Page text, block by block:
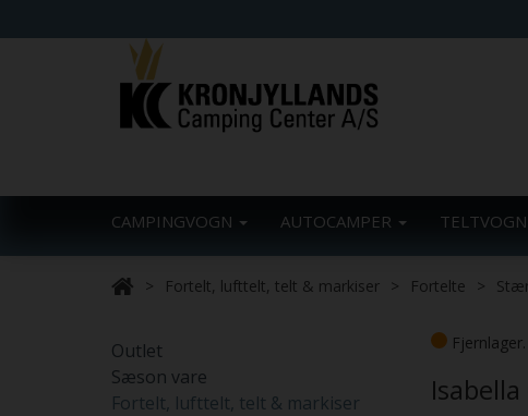
CAMPINGVOGN AUTOCAMPER TELTVOGN
Fortelt, lufttelt, telt & markiser Fortelte
Outlet
Sæson vare
Fortelt, lufttelt, telt & markiser